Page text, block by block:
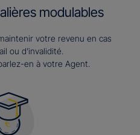
modulables
votre revenu en cas
ou d’invalidité.
en à votre Agent.